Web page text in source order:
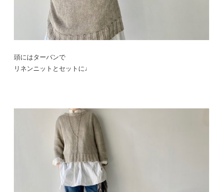
頭にはターバンで
リネンニットとセットに♩